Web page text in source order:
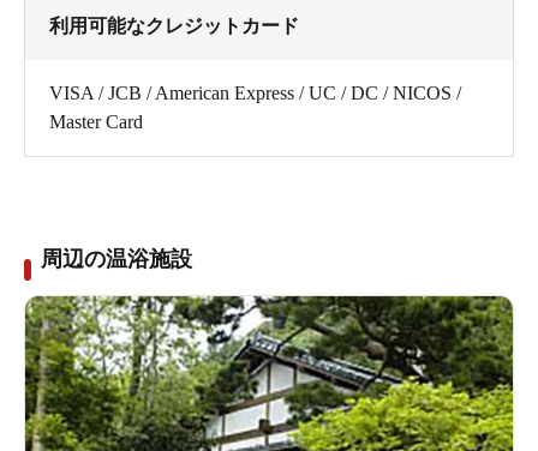
利用可能なクレジットカード
VISA / JCB / American Express / UC / DC / NICOS /
Master Card
周辺の温浴施設